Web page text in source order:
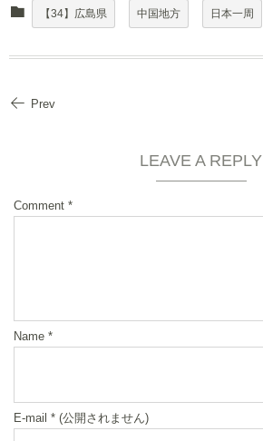
【34】広島県 中国地方 日本一周
Prev
LEAVE A REPLY
Comment *
Name *
E-mail * (公開されません)